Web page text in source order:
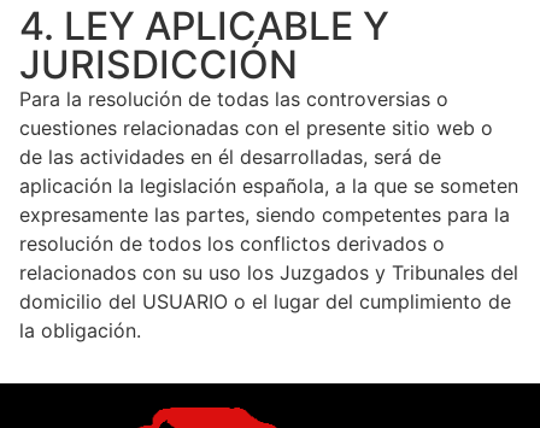
4. LEY APLICABLE Y
JURISDICCIÓN
Para la resolución de todas las controversias o
cuestiones relacionadas con el presente sitio web o
de las actividades en él desarrolladas, será de
aplicación la legislación española, a la que se someten
expresamente las partes, siendo competentes para la
resolución de todos los conflictos derivados o
relacionados con su uso los Juzgados y Tribunales del
domicilio del USUARIO o el lugar del cumplimiento de
la obligación.